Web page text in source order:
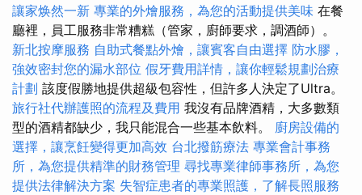
讓家焕然一新 專業的外燴服務，為您的活動提供美味 在餐
廳裡，員工服務非常糟糕（管家，廚師要求，調酒師）。
新北按摩服務 自助式餐點外燴，讓賓客自由選擇 防水膠，
強效密封您的漏水部位 假牙費用詳情，讓你輕鬆規劃治療
計劃 該度假勝地提供超級包容性，但許多人決定了Ultra。
旅行社代辦護照的流程及費用 我沒有品牌酒精，大多數類
型的酒精都缺少，我只能混合一些基本飲料。 廚房設備的
選擇，讓烹飪變得更加高效 台北撥筋療法 專業會計事務
所，為您提供精準的財務管理 尋找專業律師事務所，為您
提供法律解決方案 失智症患者的專業照護，了解長照服務